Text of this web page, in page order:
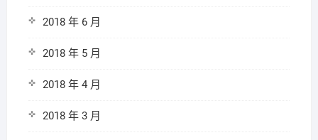
2018 年 6 月
2018 年 5 月
2018 年 4 月
2018 年 3 月